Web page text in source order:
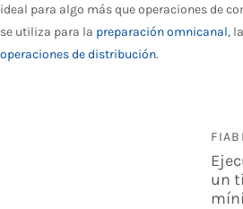
ideal para algo más que operaciones de
se utiliza para la preparación omnicanal,
operaciones de distribución.
un